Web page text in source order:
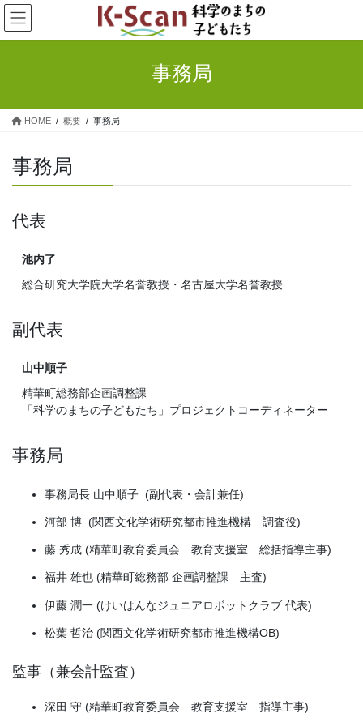
コ
ン
テ
ス
ナ
ビ
ゲ
ン
事務局
HOME 概要 事務局
事務局
代表
池内了
総合研究大学院大学名誉教授・名古屋大学名誉教授
副代表
山中順子
精華町総務部企画調整課
「科学のまちの子どもたち」プロジェクトコーディネーター
事務局
事務局長 山中順子 (副代表・会計兼任)
河部 博 (関西文化学術研究都市推進機構 調査役)
藤 秀成 (精華町教育委員会 教育支援室 総括指導主事)
福井 雄也 (精華町総務部 企画調整課 主査)
伊藤 潤一 (けいはんなジュニアロボットクラブ 代表)
松葉 哲治 (関西文化学術研究都市推進機構OB)
監事（兼会計監査）
深田 守 (精華町教育委員会 教育支援室 指導主事)